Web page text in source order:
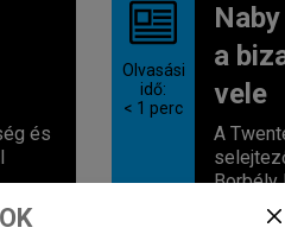
és
Olvasási
idő:
< 1 perc
a
vele
A
Borbély